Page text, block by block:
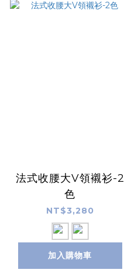
法式收腰大V領襯衫-2
色
NT$3,280
加入購物車